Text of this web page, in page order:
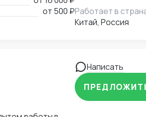
маникюрные
от 500 ₽Работает в
Китай, Россия
Написать